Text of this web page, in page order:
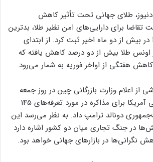
طلای جهانی تحت تأثیر کاهش
برای دارایی‌های امن نظیر طلا، بدترین
بیش از دو ماه اخیر ثبت کرد. از ابتدای
اونس طلا بیش از دو درصد کاهش یافته که
هفتگی از اواخر فوریه به شمار می‌رود.
از اعلام وزارت بازرگانی چین در روز جمعه
است که خبر از نزدیکی آمریکا برای مذاکره در مورد تعرفه‌های ۱۴۵
دونالد ترامپ داد. به نظر می‌رسد این
در جنگ تجاری میان دو کشور اشاره دارد
نگرانی‌ها در بازارهای جهانی خواهد بود.